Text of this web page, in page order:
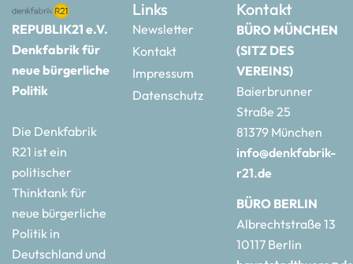
REPUBLIK21 e.V.
Denkfabrik für
neue bürgerliche
Politik
Die Denkfabrik
R21 ist ein
politischer
Thinktank für
neue bürgerliche
Politik in
Deutschland und
Links
Newsletter
Kontakt
Impressum
Datenschutz
Kontakt
BÜRO MÜNCHEN
(SITZ DES
VEREINS)
Baierbrunner
Straße 25
81379 München
info@denkfabrik-
r21.de
BÜRO BERLIN
Albrechtstraße 13
10117 Berlin